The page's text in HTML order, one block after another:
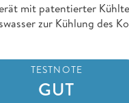
mit patentierter
zur Kühlung des
TESTNOTE
GUT